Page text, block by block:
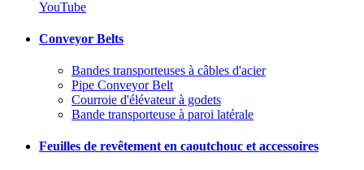
YouTube
Conveyor Belts
Bandes transporteuses à câbles d'acier
Pipe Conveyor Belt
Courroie d'élévateur à godets
Bande transporteuse à paroi latérale
Feuilles de revêtement en caoutchouc et accessoires